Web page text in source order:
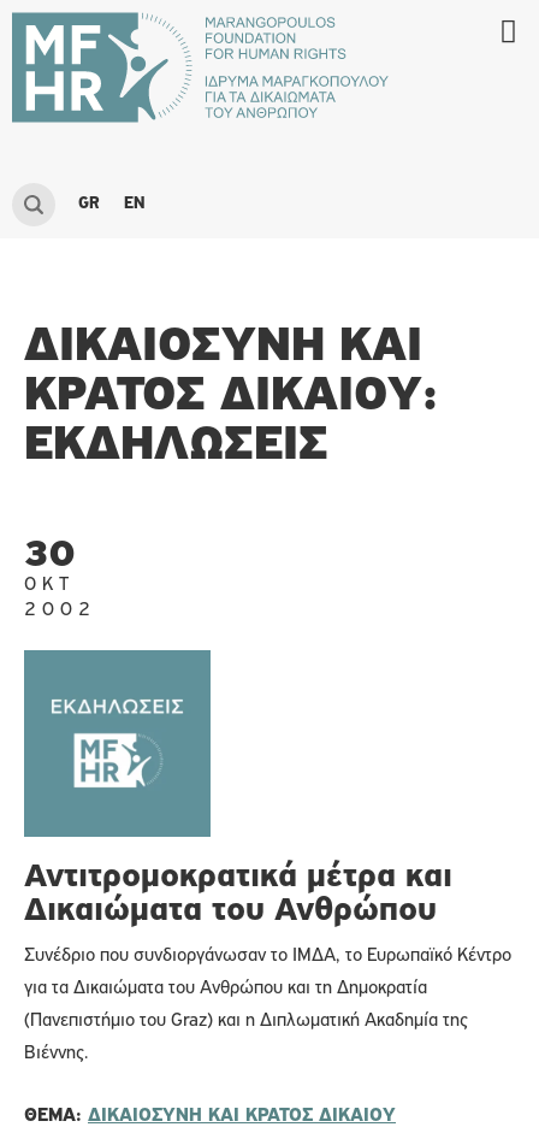
GR EN
ΔΙΚΑΙΟΣΥΝΗ ΚΑΙ
ΚΡΑΤΟΣ ΔΙΚΑΙΟΥ:
ΕΚΔΗΛΏΣΕΙΣ
30
ΟΚΤ
2002
Αντιτρομοκρατικά μέτρα και
Δικαιώματα του Ανθρώπου
Συνέδριο που συνδιοργάνωσαν το ΙΜΔΑ, το Ευρωπαϊκό Κέντρο
για τα Δικαιώματα του Ανθρώπου και τη Δημοκρατία
(Πανεπιστήμιο του Graz) και η Διπλωματική Ακαδημία της
Βιέννης.
ΘΈΜΑ: ΔΙΚΑΙΟΣΥΝΗ ΚΑΙ ΚΡΑΤΟΣ ΔΙΚΑΙΟΥ